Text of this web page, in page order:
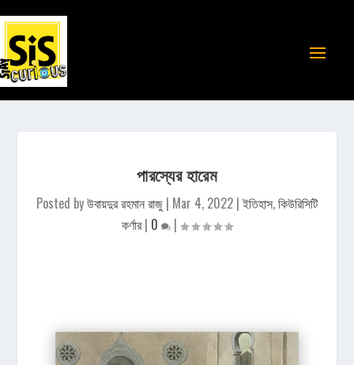
পারস্যের হারেম
Posted byউবায়দুর রহমান রাজু | Mar 4, 2022 |ইতিহাস,কিউরিসিটি
কর্ণার| 0 |